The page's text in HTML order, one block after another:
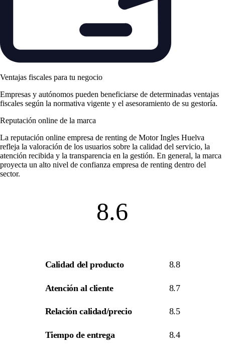
Ventajas fiscales para tu negocio
Empresas y autónomos pueden beneficiarse de determinadas ventajas
fiscales según la normativa vigente y el asesoramiento de su gestoría.
Reputación online de la marca
La reputación online empresa de renting de Motor Ingles Huelva
refleja la valoración de los usuarios sobre la calidad del servicio, la
atención recibida y la transparencia en la gestión. En general, la marca
proyecta un alto nivel de confianza empresa de renting dentro del
sector.
8.6
Calidad del producto 8.8
Atención al cliente 8.7
Relación calidad/precio 8.5
Tiempo de entrega 8.4